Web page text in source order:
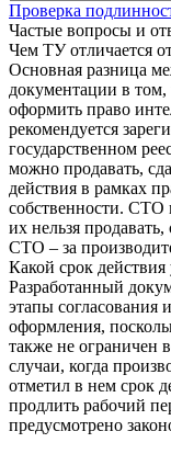
Проверка
Частые вопросы и
Чем ТУ отличается
Основная разница
документации в
оформить право
рекомендуется
государственном
можно продавать,
действия в рамках
собственности. СТО
их нельзя
СТО – за
Какой срок
Разработанный
этапы согласования
оформления,
также не ограничен
случаи, когда
отметил в нем срок
продлить рабочий
предусмотрено